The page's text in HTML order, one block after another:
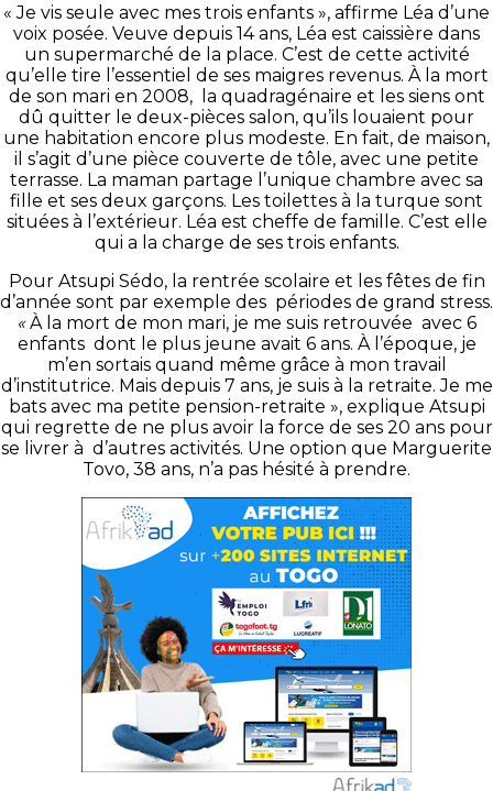
« Je vis seule avec mes trois enfants », affirme Léa d’une
voix posée. Veuve depuis 14 ans, Léa est caissière dans
un supermarché de la place. C’est de cette activité
qu’elle tire l’essentiel de ses maigres revenus. À la mort
de son mari en 2008, la quadragénaire et les siens ont
dû quitter le deux-pièces salon, qu’ils louaient pour
une habitation encore plus modeste. En fait, de maison,
il s’agit d’une pièce couverte de tôle, avec une petite
terrasse. La maman partage l’unique chambre avec sa
fille et ses deux garçons. Les toilettes à la turque sont
situées à l’extérieur. Léa est cheffe de famille. C’est elle
qui a la charge de ses trois enfants.
Pour Atsupi Sédo, la rentrée scolaire et les fêtes de fin
d’année sont par exemple des périodes de grand stress.
«À la mort de mon mari, je me suis retrouvée avec 6
enfants dont le plus jeune avait 6 ans. À l’époque, je
m’en sortais quand même grâce à mon travail
d’institutrice. Mais depuis 7 ans, je suis à la retraite. Je me
bats avec ma petite pension-retraite », explique Atsupi
qui regrette de ne plus avoir la force de ses 20 ans pour
se livrer à d’autres activités. Une option que Marguerite
Tovo, 38 ans, n’a pas hésité à prendre.